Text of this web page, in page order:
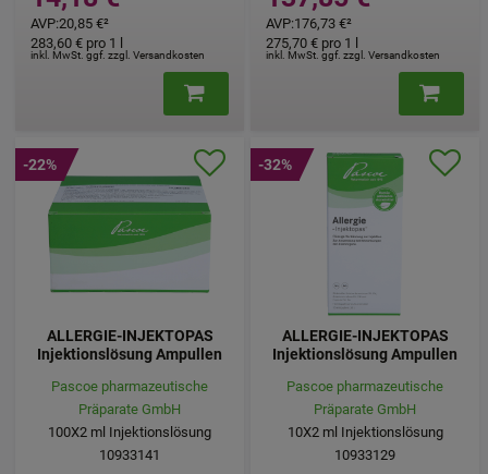
AVP:20,85 €²
inkl. MwSt. ggf. zzgl. Versandkosten
283,60 € pro 1 l
AVP:176,73 €²
inkl. MwSt. ggf. zzgl. Versandkosten
275,70 € pro 1 l
ALLERGIE-INJEKTOPAS
Injektionslösung Ampullen
Pascoe pharmazeutische
Präparate GmbH
100X2 ml Injektionslösung
10933141
-22%
ALLERGIE-INJEKTOPAS
Injektionslösung Ampullen
Pascoe pharmazeutische
Präparate GmbH
10X2ml Injektionslösung
10933129
-32%